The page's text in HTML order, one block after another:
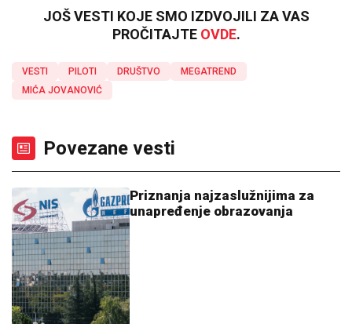
JOŠ VESTI KOJE SMO IZDVOJILI ZA VAS
PROČITAJTE OVDE.
VESTI PILOTI DRUŠTVO
MEGATREND
MIĆA JOVANOVIĆ
Povezane vesti
Priznanja najzaslužnijima za
unapređenje obrazovanja